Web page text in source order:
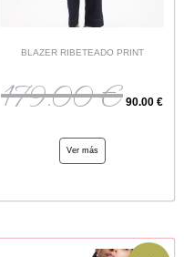
BLAZER RIBETEADO PRINT
179.00€ 90.00 €
Ver más